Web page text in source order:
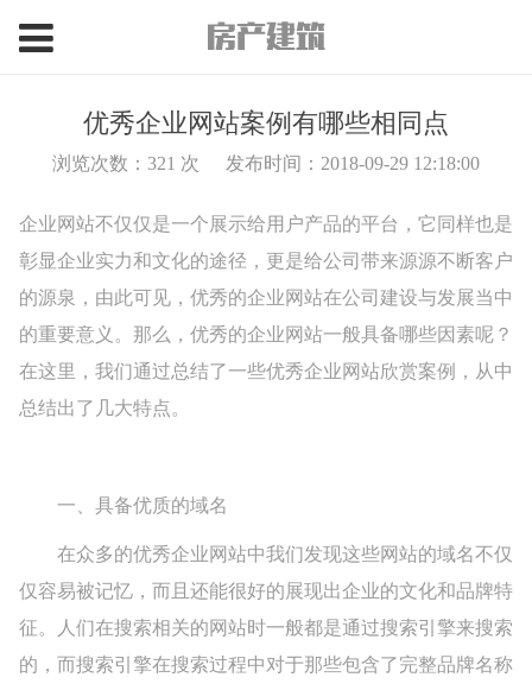
优秀企业网站案例有哪些相同点
浏览次数： 321 次 发布时间：2018-09-29 12:18:00
企业网站不仅仅是一个展示给用户产品的平台，它同样也是
彰显企业实力和文化的途径，更是给公司带来源源不断客户
的源泉，由此可见，优秀的企业网站在公司建设与发展当中
的重要意义。那么，优秀的企业网站一般具备哪些因素呢？
在这里，我们通过总结了一些优秀企业网站欣赏案例，从中
总结出了几大特点。
一、具备优质的域名
在众多的优秀企业网站中我们发现这些网站的域名不仅
仅容易被记忆，而且还能很好的展现出企业的文化和品牌特
征。人们在搜索相关的网站时一般都是通过搜索引擎来搜索
的，而搜索引擎在搜索过程中对于那些包含了完整品牌名称